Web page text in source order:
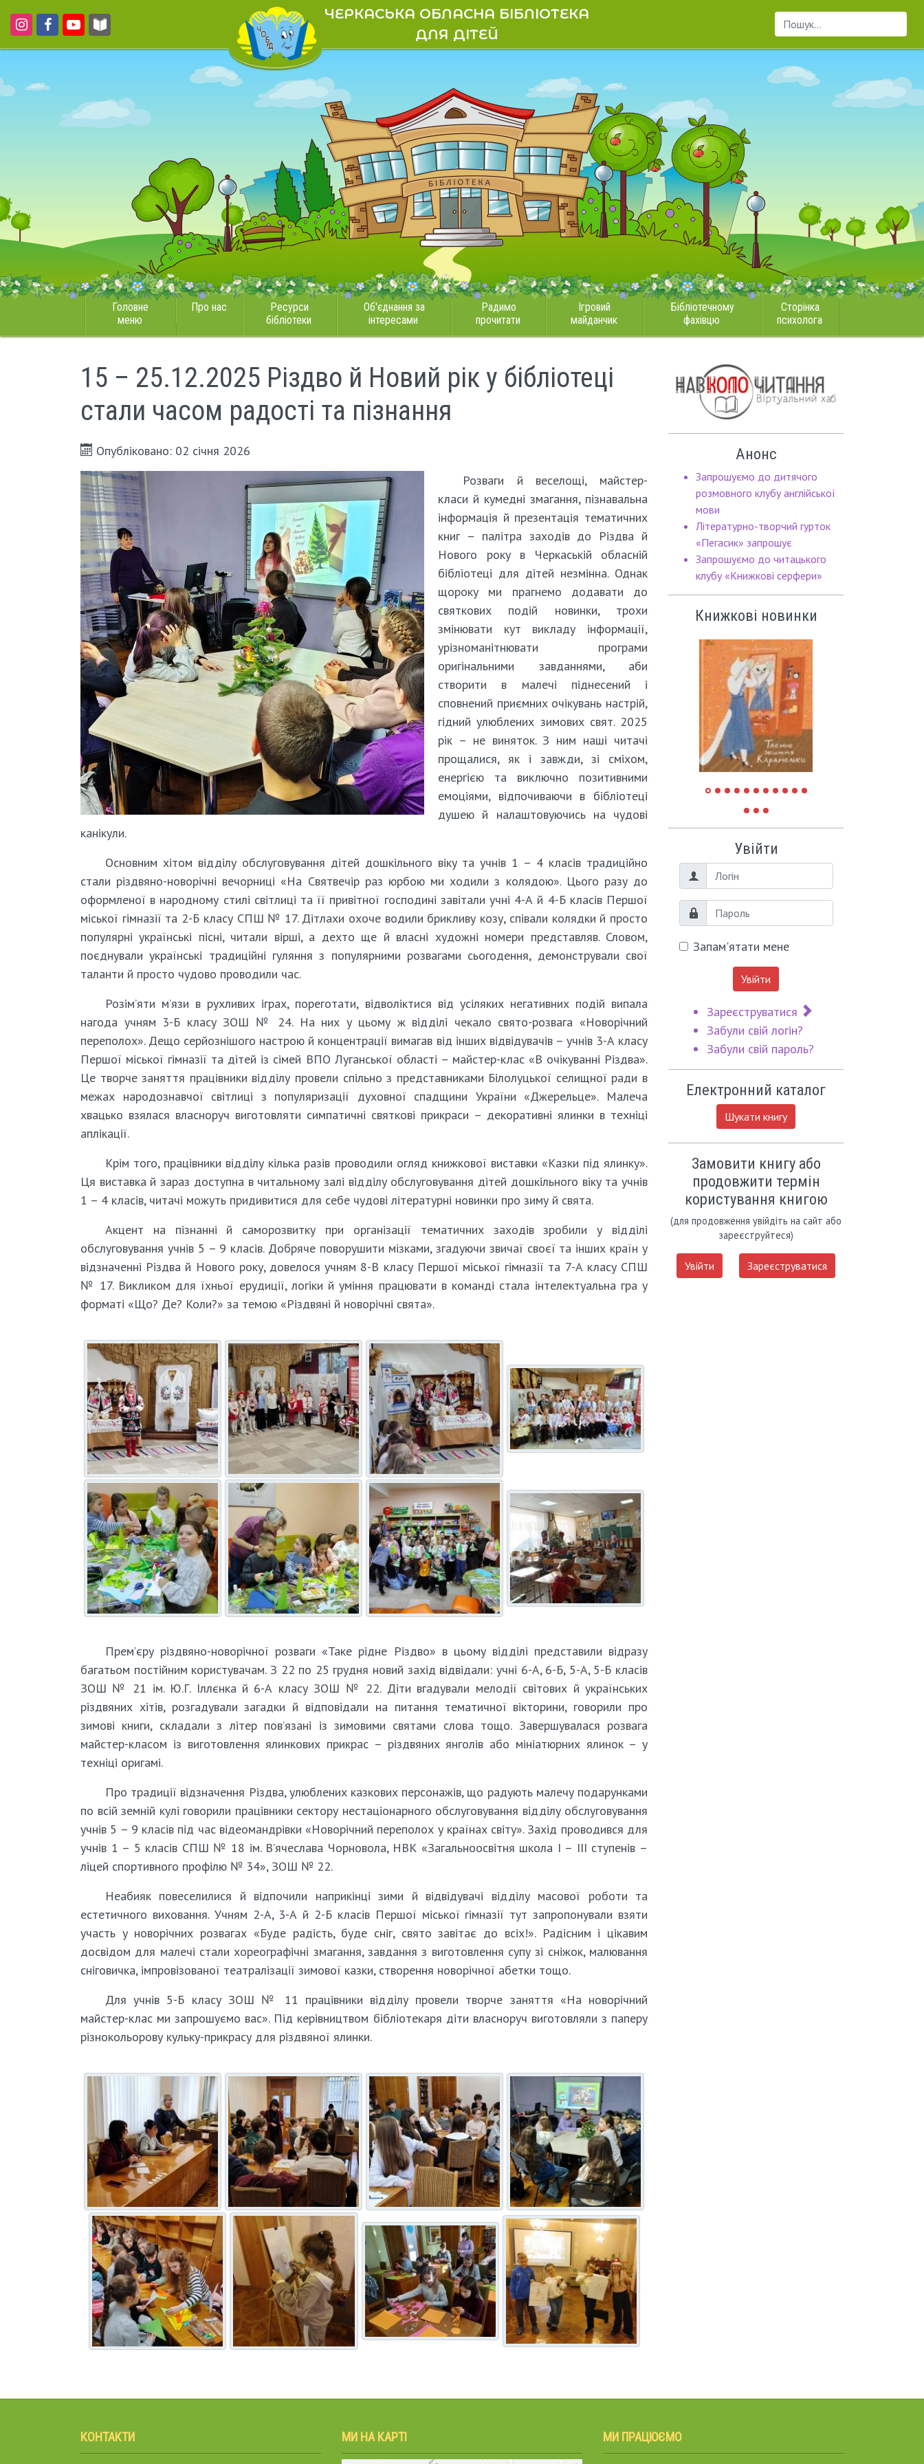
ЧЕРКАСЬКА ОБЛАСНА БІБЛІОТЕКА
ДЛЯ ДІТЕЙ
Пошук...
Головне
меню
Про нас
Ресурси
бібліотеки
Об'єднання за
інтересами
Радимо
прочитати
Ігровий
майданчик
Бібліотечному
фахівцю
Сторінка
психолога
15 – 25.12.2025 Різдво й Новий рік у бібліотеці
стали часом радості та пізнання
Опубліковано: 02 січня 2026
Розваги й веселощі, майстер-
класи й кумедні змагання, пізнавальна
інформація й презентація тематичних
книг – палітра заходів до Різдва й
Нового року в Черкаській обласній
бібліотеці для дітей незмінна. Однак
щороку ми прагнемо додавати до
святкових подій новинки, трохи
змінювати кут викладу інформації,
урізноманітнювати програми
оригінальними завданнями, аби
створити в малечі піднесений і
сповнений приємних очікувань настрій,
гідний улюблених зимових свят. 2025
рік – не виняток. З ним наші читачі
прощалися, як і завжди, зі сміхом,
енергією та виключно позитивними
емоціями, відпочиваючи в бібліотеці
душею й налаштовуючись на чудові
канікули.
Основним хітом відділу обслуговування дітей дошкільного віку та учнів 1 – 4 класів традиційно
стали різдвяно-новорічні вечорниці «На Святвечір раз юрбою ми ходили з колядою». Цього разу до
оформленої в народному стилі світлиці та її привітної господині завітали учні 4-А й 4-Б класів Першої
міської гімназії та 2-Б класу СПШ № 17. Дітлахи охоче водили брикливу козу, співали колядки й просто
популярні українські пісні, читали вірші, а дехто ще й власні художні номери представляв. Словом,
поєднували українські традиційні гуляння з популярними розвагами сьогодення, демонстрували свої
таланти й просто чудово проводили час.
Розім’яти м’язи в рухливих іграх, пореготати, відволіктися від усіляких негативних подій випала
нагода учням 3-Б класу ЗОШ № 24. На них у цьому ж відділі чекало свято-розвага «Новорічний
переполох». Дещо серйознішого настрою й концентрації вимагав від інших відвідувачів – учнів 3-А класу
Першої міської гімназії та дітей із сімей ВПО Луганської області – майстер-клас «В очікуванні Різдва».
Це творче заняття працівники відділу провели спільно з представниками Білолуцької селищної ради в
межах народознавчої світлиці з популяризації духовної спадщини України «Джерельце». Малеча
хвацько взялася власноруч виготовляти симпатичні святкові прикраси – декоративні ялинки в техніці
аплікації.
Крім того, працівники відділу кілька разів проводили огляд книжкової виставки «Казки під ялинку».
Ця виставка й зараз доступна в читальному залі відділу обслуговування дітей дошкільного віку та учнів
1 – 4 класів, читачі можуть придивитися для себе чудові літературні новинки про зиму й свята.
Акцент на пізнанні й саморозвитку при організації тематичних заходів зробили у відділі
обслуговування учнів 5 – 9 класів. Добряче поворушити мізками, згадуючи звичаї своєї та інших країн у
відзначенні Різдва й Нового року, довелося учням 8-В класу Першої міської гімназії та 7-А класу СПШ
№ 17. Викликом для їхньої ерудиції, логіки й уміння працювати в команді стала інтелектуальна гра у
форматі «Що? Де? Коли?» за темою «Різдвяні й новорічні свята».
Прем’єру різдвяно-новорічної розваги «Таке рідне Різдво» в цьому відділі представили відразу
багатьом постійним користувачам. З 22 по 25 грудня новий захід відвідали: учні 6-А, 6-Б, 5-А, 5-Б класів
ЗОШ № 21 ім. Ю.Г. Іллєнка й 6-А класу ЗОШ № 22. Діти вгадували мелодії світових й українських
різдвяних хітів, розгадували загадки й відповідали на питання тематичної вікторини, говорили про
зимові книги, складали з літер пов’язані із зимовими святами слова тощо. Завершувалася розвага
майстер-класом із виготовлення ялинкових прикрас – різдвяних янголів або мініатюрних ялинок – у
техніці оригамі.
Про традиції відзначення Різдва, улюблених казкових персонажів, що радують малечу подарунками
по всій земній кулі говорили працівники сектору нестаціонарного обслуговування відділу обслуговування
учнів 5 – 9 класів під час відеомандрівки «Новорічний переполох у країнах світу». Захід проводився для
учнів 1 – 5 класів СПШ № 18 ім. В’ячеслава Чорновола, НВК «Загальноосвітня школа I – III ступенів –
ліцей спортивного профілю № 34», ЗОШ № 22.
Неабияк повеселилися й відпочили наприкінці зими й відвідувачі відділу масової роботи та
естетичного виховання. Учням 2-А, 3-А й 2-Б класів Першої міської гімназії тут запропонували взяти
участь у новорічних розвагах «Буде радість, буде сніг, свято завітає до всіх!». Радісним і цікавим
досвідом для малечі стали хореографічні змагання, завдання з виготовлення супу зі сніжок, малювання
сніговичка, імпровізованої театралізації зимової казки, створення новорічної абетки тощо.
Для учнів 5-Б класу ЗОШ № 11 працівники відділу провели творче заняття «На новорічний
майстер-клас ми запрошуємо вас». Під керівництвом бібліотекаря діти власноруч виготовляли з паперу
різнокольорову кульку-прикрасу для різдвяної ялинки.
Анонс
Запрошуємо до дитячого
розмовного клубу англійської
мови
Літературно-творчий гурток
«Пегасик» запрошує
Запрошуємо до читацького
клубу «Книжкові серфери»
Книжкові новинки
Увійти
Логін
Пароль
Запам'ятати мене
Увійти
Зареєструватися
Забули свій логін?
Забули свій пароль?
Електронний каталог
Шукати книгу
Замовити книгу або
продовжити термін
користування книгою
(для продовження увійдіть на сайт або
зареєструйтеся)
Увійти Зареєструватися
КОНТАКТИ МИ НА КАРТІ МИ ПРАЦЮЄМО